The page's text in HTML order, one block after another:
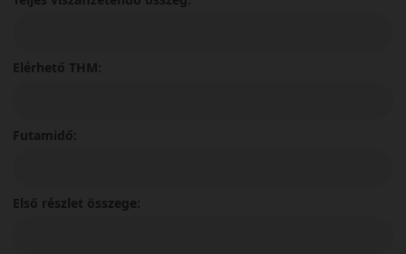
Elérhető THM:
Futamidő:
Első részlet összege: